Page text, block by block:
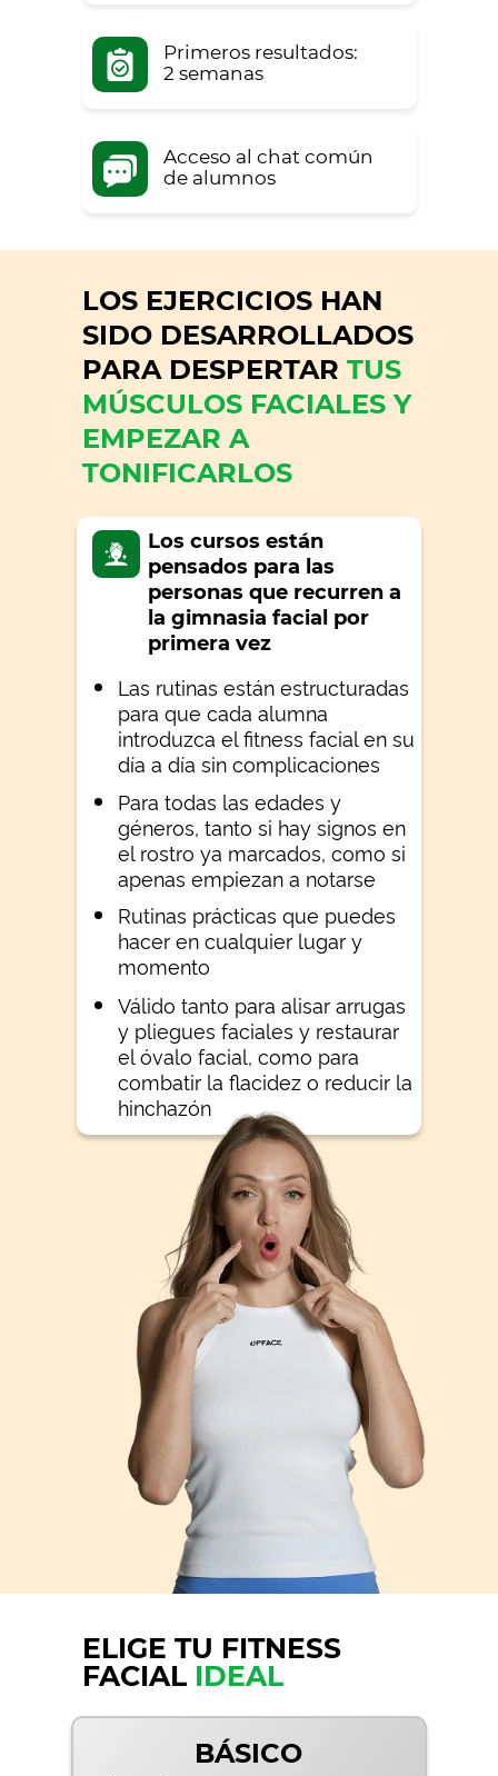
Primeros resultados:
2 semanas
Acceso al chat común
de alumnos
Rutinas prácticas que puedes
hacer en cualquier lugar y
momento
Válido tanto para alisar arrugas
y pliegues faciales y restaurar
el óvalo facial, como para
combatir la flacidez o reducir la
hinchazón
Las rutinas están estructuradas
para que cada alumna
introduzca el fitness facial en su
día a día sin complicaciones
Los cursos están
pensados para las
personas que recurren a
la gimnasia facial por
primera vez
Para todas las edades y
géneros, tanto si hay signos en
el rostro ya marcados, como si
apenas empiezan a notarse
LOS EJERCICIOS HAN
SIDO DESARROLLADOS
PARA DESPERTAR TUS
MÚSCULOS FACIALES Y
EMPEZAR A
TONIFICARLOS
BÁSICO
ELIGE TU FITNESS
FACIAL IDEAL